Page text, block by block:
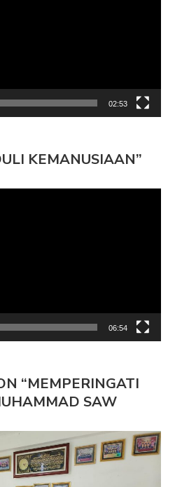
02:53
KEMANUSIAAN”
06:54
“MEMPERINGATI
SAW